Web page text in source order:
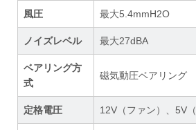
風圧 最大5.4mmH2O
ノイズレベル 最大27dBA
ベアリング方
式
磁気動圧ベアリング
定格電圧 12V（ファン）、5V（